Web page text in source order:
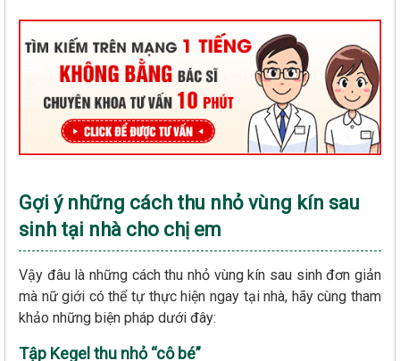
Gợi ý những cách thu nhỏ vùng kín sau
sinh tại nhà cho chị em
Vậy đâu là những cách thu nhỏ vùng kín sau sinh đơn giản
mà nữ giới có thể tự thực hiện ngay tại nhà, hãy cùng tham
khảo những biện pháp dưới đây:
Tập Kegel thu nhỏ “cô bé”